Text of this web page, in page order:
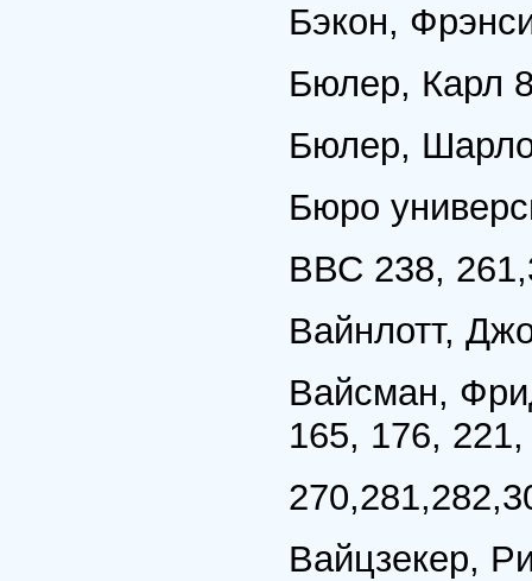
Бэкон,
Бюлер, Карл
Бюлер,
Бюро
ВВС 238,
Вайнлотт,
Вайсман,
165, 176,
Вайцзекер,